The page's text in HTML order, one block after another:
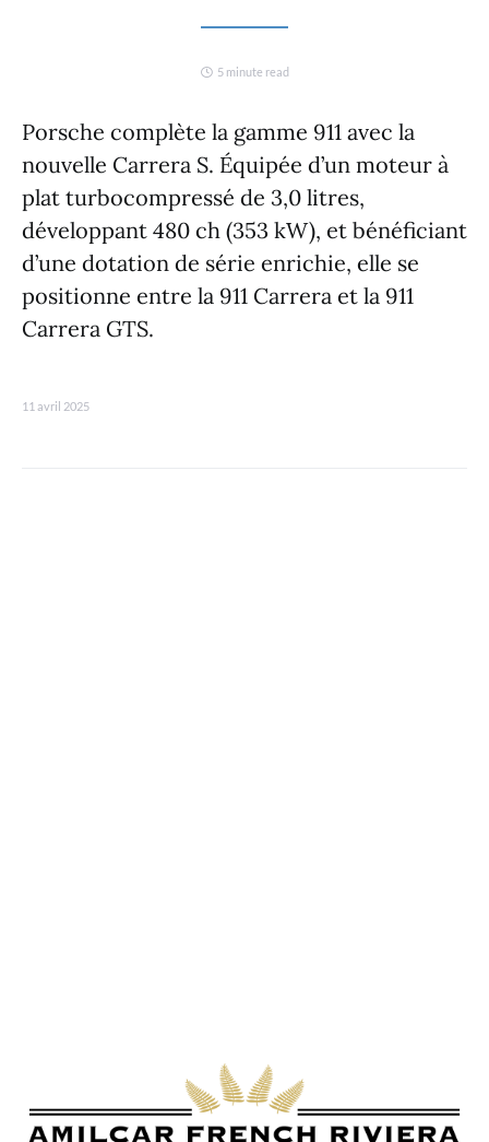
5 minute read
Porsche complète la gamme 911 avec la
nouvelle Carrera S. Équipée d’un moteur à
plat turbocompressé de 3,0 litres,
développant 480 ch (353 kW), et bénéficiant
d’une dotation de série enrichie, elle se
positionne entre la 911 Carrera et la 911
Carrera GTS.
11 avril 2025